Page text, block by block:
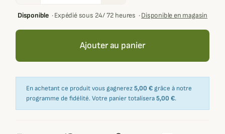
Disponible·Expédié sous 24/ 72 heures ·Disponible en magasin
Ajouter au panier
En achetant ce produit vous gagnerez5,00 € grâce à notre
programme de fidélité. Votre panier totalisera5,00 €.